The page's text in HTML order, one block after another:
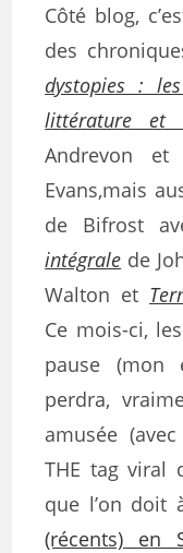
Côté blog,
des
dystopies :
littérature et
Andrevon et
Evans,mais
de Bifrost
intégrale de
Walton et
Ce mois-ci,
pause (mon
perdra,
amusée
THE tag viral
que l’on doit
(récents) en